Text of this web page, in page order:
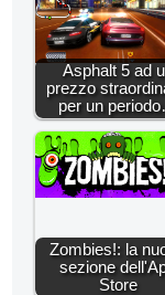
Asphalt 5 ad
prezzo
per un
Zombies!: la
sezione
Store